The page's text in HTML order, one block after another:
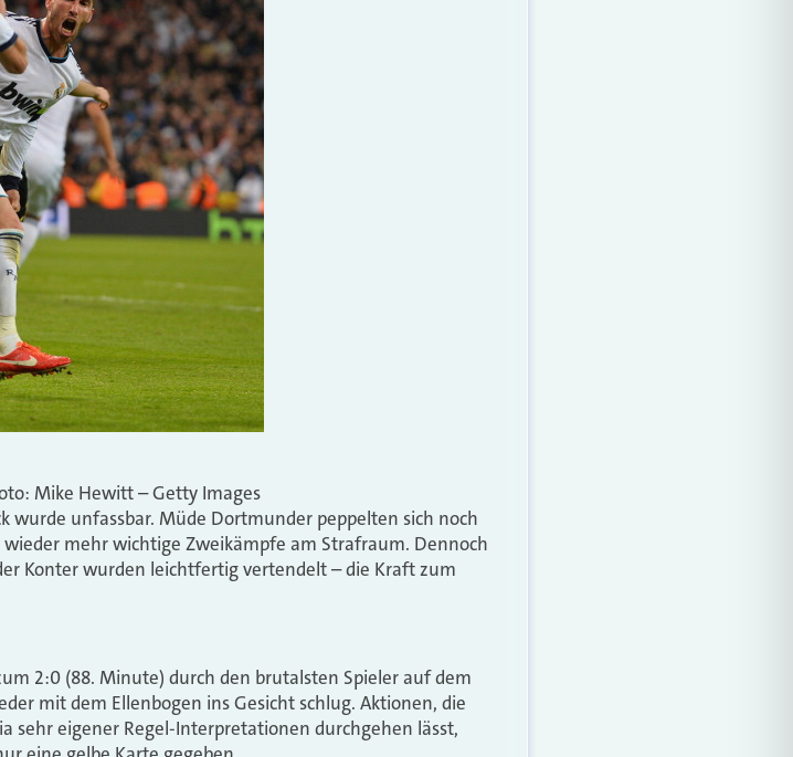
Mike Hewitt – Getty Images
wurde unfassbar. Müde Dortmunder peppelten sich noch
mehr wichtige Zweikämpfe am Strafraum. Dennoch
Konter wurden leichtfertig vertendelt – die Kraft zum
2:0 (88. Minute) durch den brutalsten Spieler auf dem
mit dem Ellenbogen ins Gesicht schlug. Aktionen, die
sehr eigener Regel-Interpretationen durchgehen lässt,